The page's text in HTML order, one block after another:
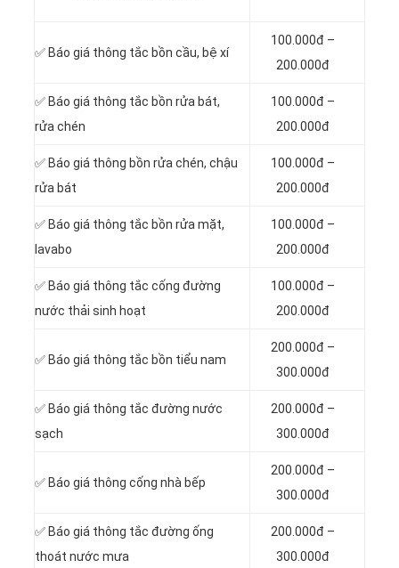
✅ Báo giá thông tắc bồn cầu, bệ xí
100.000đ –
200.000đ
✅ Báo giá thông tắc bồn rửa bát,
rửa chén
100.000đ –
200.000đ
✅ Báo giá thông bồn rửa chén, chậu
rửa bát
100.000đ –
200.000đ
✅ Báo giá thông tắc bồn rửa mặt,
lavabo
100.000đ –
200.000đ
‎✅ Báo giá thông tắc cống đường
nước thải sinh hoạt
100.000đ –
200.000đ
✅ Báo giá thông tắc bồn tiểu nam
200.000đ –
300.000đ
✅ Báo giá thông tắc đường nước
sạch
200.000đ –
300.000đ
✅ Báo giá thông cống nhà bếp
200.000đ –
300.000đ
✅ Báo giá thông tắc đường ống
thoát nước mưa
200.000đ –
300.000đ